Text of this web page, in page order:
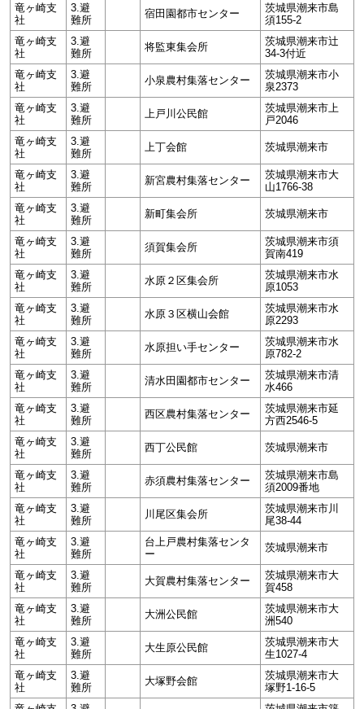
竜ヶ崎支
社
3.避
難所
宿田園都市センター
茨城県潮来市島
須155-2
竜ヶ崎支
社
3.避
難所
将監東集会所
茨城県潮来市辻
34-3付近
竜ヶ崎支
社
3.避
難所
小泉農村集落センター
茨城県潮来市小
泉2373
竜ヶ崎支
社
3.避
難所
上戸川公民館
茨城県潮来市上
戸2046
竜ヶ崎支
社
3.避
難所
上丁会館 茨城県潮来市
竜ヶ崎支
社
3.避
難所
新宮農村集落センター
茨城県潮来市大
山1766-38
竜ヶ崎支
社
3.避
難所
新町集会所 茨城県潮来市
竜ヶ崎支
社
3.避
難所
須賀集会所
茨城県潮来市須
賀南419
竜ヶ崎支
社
3.避
難所
水原２区集会所
茨城県潮来市水
原1053
竜ヶ崎支
社
3.避
難所
水原３区横山会館
茨城県潮来市水
原2293
竜ヶ崎支
社
3.避
難所
水原担い手センター
茨城県潮来市水
原782-2
竜ヶ崎支
社
3.避
難所
清水田園都市センター
茨城県潮来市清
水466
竜ヶ崎支
社
3.避
難所
西区農村集落センター
茨城県潮来市延
方西2546-5
竜ヶ崎支
社
3.避
難所
西丁公民館 茨城県潮来市
竜ヶ崎支
社
3.避
難所
赤須農村集落センター
茨城県潮来市島
須2009番地
竜ヶ崎支
社
3.避
難所
川尾区集会所
茨城県潮来市川
尾38-44
竜ヶ崎支
社
3.避
難所
台上戸農村集落センタ
ー
茨城県潮来市
竜ヶ崎支
社
3.避
難所
大賀農村集落センター
茨城県潮来市大
賀458
竜ヶ崎支
社
3.避
難所
大洲公民館
茨城県潮来市大
洲540
竜ヶ崎支
社
3.避
難所
大生原公民館
茨城県潮来市大
生1027-4
竜ヶ崎支
社
3.避
難所
大塚野会館
茨城県潮来市大
塚野1-16-5